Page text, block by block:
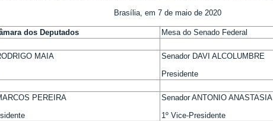
Brasília, em 7 de maio de 2020
dos Deputados Mesa do Senado Federal
MAIA
Senador DAVI ALCOLUMBRE
Presidente
PEREIRA
Senador ANTONIO ANASTASIA
1º Vice-Presidente